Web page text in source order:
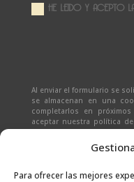
Para ofrecer las mejores
HE LEIDO Y ACEPTO
Al enviar el formulario se
se almacenan en una
completarlos en
aceptar nuestra política
Ivan Zabalza | Finalidad:
Legitimación: Tu
(datos almacenados
y olvido de tus datos.